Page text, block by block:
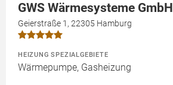
GWS Wärmesysteme GmbH
Geierstraße 1, 22305 Hamburg
HEIZUNG SPEZIALGEBIETE
Wärmepumpe, Gasheizung